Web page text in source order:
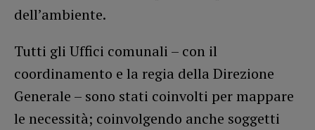
dell’ambiente.
Tutti gli Uffici comunali – con il
coordinamento e la regia della Direzione
Generale – sono stati coinvolti per mappare
le necessità; coinvolgendo anche soggetti